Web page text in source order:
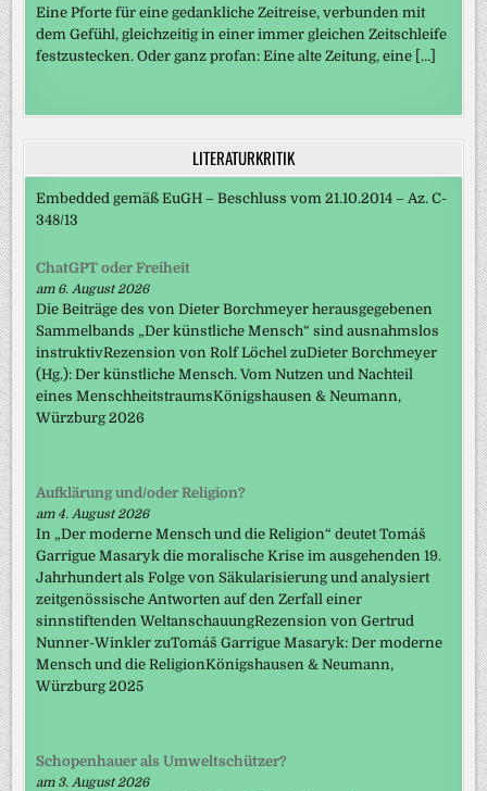
Eine Pforte für eine gedankliche Zeitreise, verbunden mit
dem Gefühl, gleichzeitig in einer immer gleichen Zeitschleife
festzustecken. Oder ganz profan: Eine alte Zeitung, eine […]
LITERATURKRITIK
Embedded gemäß EuGH – Beschluss vom 21.10.2014 – Az. C-
348/13
ChatGPT oder Freiheit
am 6. August 2026
Die Beiträge des von Dieter Borchmeyer herausgegebenen
Sammelbands „Der künstliche Mensch“ sind ausnahmslos
instruktivRezension von Rolf Löchel zuDieter Borchmeyer
(Hg.): Der künstliche Mensch. Vom Nutzen und Nachteil
eines MenschheitstraumsKönigshausen & Neumann,
Würzburg 2026
Aufklärung und/oder Religion?
am 4. August 2026
In „Der moderne Mensch und die Religion“ deutet Tomáš
Garrigue Masaryk die moralische Krise im ausgehenden 19.
Jahrhundert als Folge von Säkularisierung und analysiert
zeitgenössische Antworten auf den Zerfall einer
sinnstiftenden WeltanschauungRezension von Gertrud
Nunner-Winkler zuTomáš Garrigue Masaryk: Der moderne
Mensch und die ReligionKönigshausen & Neumann,
Würzburg 2025
Schopenhauer als Umweltschützer?
am 3. August 2026